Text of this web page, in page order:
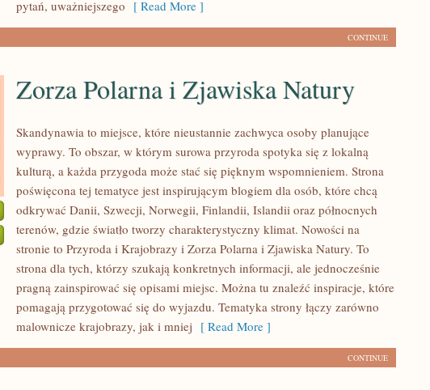
pytań, uważniejszego [ Read More ]
CONTINUE
Zorza Polarna i Zjawiska Natury
Skandynawia to miejsce, które nieustannie zachwyca osoby planujące
wyprawy. To obszar, w którym surowa przyroda spotyka się z lokalną
kulturą, a każda przygoda może stać się pięknym wspomnieniem. Strona
poświęcona tej tematyce jest inspirującym blogiem dla osób, które chcą
odkrywać Danii, Szwecji, Norwegii, Finlandii, Islandii oraz północnych
terenów, gdzie światło tworzy charakterystyczny klimat. Nowości na
stronie to Przyroda i Krajobrazy i Zorza Polarna i Zjawiska Natury. To
strona dla tych, którzy szukają konkretnych informacji, ale jednocześnie
pragną zainspirować się opisami miejsc. Można tu znaleźć inspiracje, które
pomagają przygotować się do wyjazdu. Tematyka strony łączy zarówno
malownicze krajobrazy, jak i mniej [ Read More ]
CONTINUE